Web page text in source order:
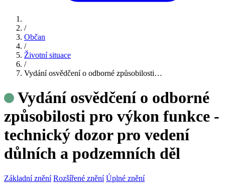
/
Občan
/
Životní situace
/
Vydání osvědčení o odborné způsobilosti…
Vydání osvědčení o odborné
způsobilosti pro výkon funkce -
technický dozor pro vedení
důlních a podzemních děl
Základní znění Rozšířené znění Úplné znění